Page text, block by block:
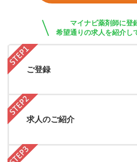
マイナビ薬剤師に登
希望通りの求人を紹介し
ご登録
求人のご紹介